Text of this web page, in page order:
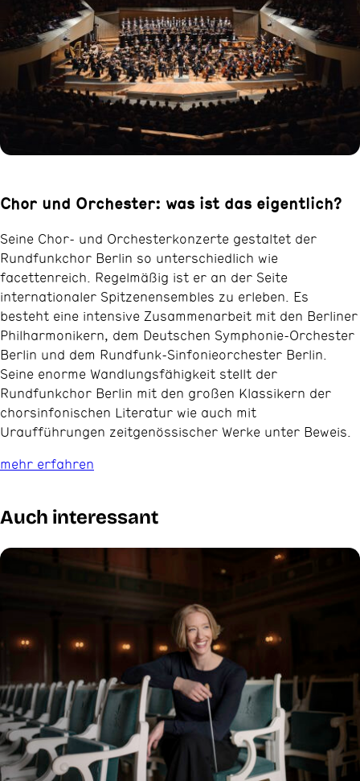
Chor und Orchester: was ist das eigentlich?
Seine Chor- und Orchesterkonzerte gestaltet der
Rundfunkchor Berlin so unterschiedlich wie
facettenreich. Regelmäßig ist er an der Seite
internationaler Spitzenensembles zu erleben. Es
besteht eine intensive Zusammenarbeit mit den Berliner
Philharmonikern, dem Deutschen Symphonie-Orchester
Berlin und dem Rundfunk-Sinfonieorchester Berlin.
Seine enorme Wandlungsfähigkeit stellt der
Rundfunkchor Berlin mit den großen Klassikern der
chorsinfonischen Literatur wie auch mit
Uraufführungen zeitgenössischer Werke unter Beweis.
mehr erfahren
Auch interessant